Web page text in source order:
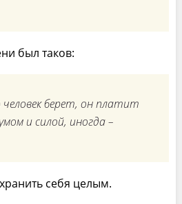
был таков:
человек берет, он платит
и силой, иногда –
себя целым.